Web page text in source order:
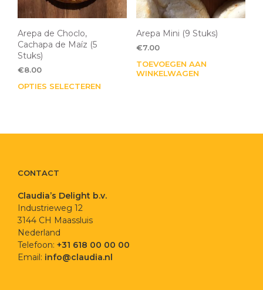
de
productpagina
de
Arepa de Choclo,
Cachapa de Maíz (5
Stuks)
€8.00
OPTIES SELECTEREN
variaties.
Arepa Mini (9 Stuks)
€7.00
TOEVOEGEN AAN
WINKELWAGEN
CONTACT
Claudia’s Delight b.v.
Industrieweg 12
3144 CH Maassluis
Nederland
Telefoon: +31 618 00 00 00
Email: info@claudia.nl